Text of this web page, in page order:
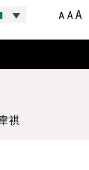
A AA
祺